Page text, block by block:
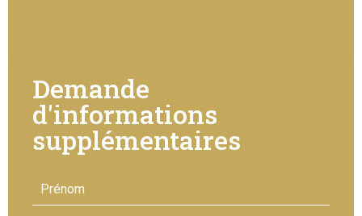
Demande
d'informations
supplémentaires